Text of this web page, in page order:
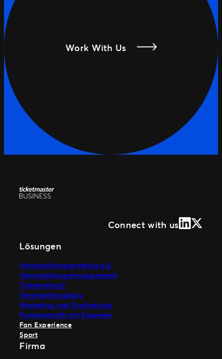
Work With Us
Connect with usLinkedIn
X
Lösungen
Veranstaltungserstellung &
Veranstaltungsmanagement
Ticketverkauf
Veranstaltungstag
Marketing und Evaluierung
Partnerschaft mit Experten
Fan Experience
Sport
Firma